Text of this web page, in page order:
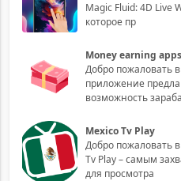
Magic Fluid: 4D Live
которое пр
Money earning apps
Добро пожаловать
приложение
возможность
Mexico Tv Play
Добро пожаловать
Tv Play – самым
для просмотра